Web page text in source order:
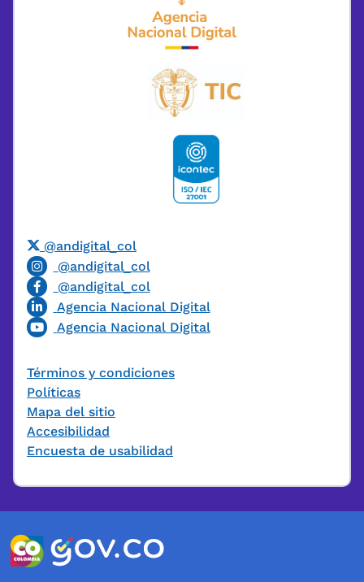
@andigital_col
@andigital_col
@andigital_col
Agencia Nacional Digital
Agencia Nacional Digital
Términos y condiciones
Políticas
Mapa del sitio
Accesibilidad
Encuesta de usabilidad